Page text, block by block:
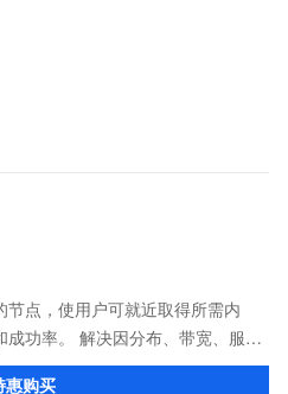
点，使用户可就近取得所需内
功率。 解决因分布、带宽、服务
于站点加速、点播、直播等场
惠购买